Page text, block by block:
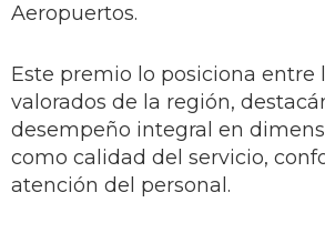
Aeropuertos.
Este premio lo posiciona entre
valorados de la región,
desempeño integral en
como calidad del servicio,
atención del personal.